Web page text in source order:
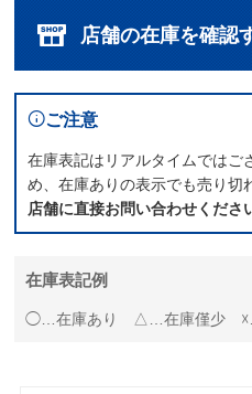
店舗の在庫を確認
ご注意
在庫表記はリアルタイムではご
め、在庫ありの表示でも売り切
店舗に直接お問い合わせくださ
在庫表記例
◯…在庫あり △…在庫僅少